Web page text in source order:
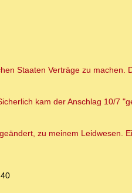
Staaten Verträge zu machen.
kam der Anschlag 10/7
zu meinem Leidwesen.